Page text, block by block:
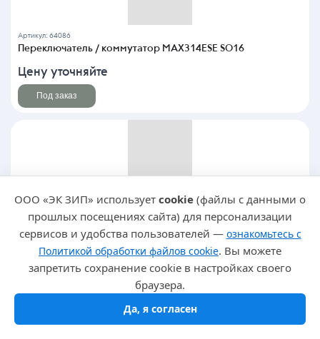
Артикул: 64086
Переключатель / коммутатор MAX314ESE SO16
Цену уточняйте
Под заказ
Переключатель / коммутатор MAX333EWP SO20-300
Цену уточняйте
Под заказ
ООО «ЭК ЗИП» использует cookie (файлы с данными о
прошлых посещениях сайта) для персонализации
сервисов и удобства пользователей — ознакомьтесь с
Политикой обработки файлов cookie. Вы можете
запретить сохранение cookie в настройках своего
браузера.
Да, я согласен